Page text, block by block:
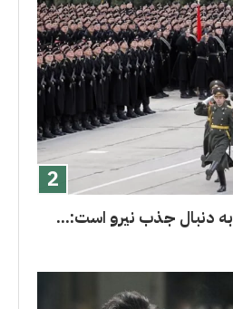
دنبال جذب نیرو است:...